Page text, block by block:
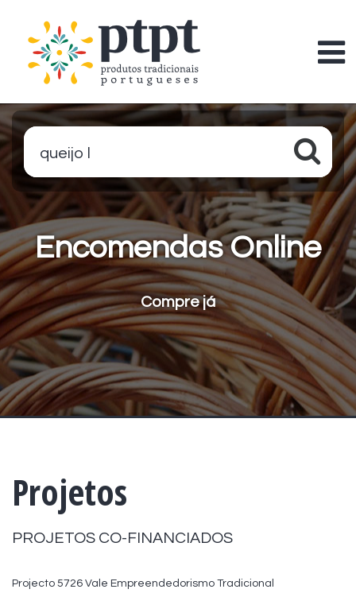
queijo lei
Encomendas Online
Compre já
Projetos
PROJETOS CO-FINANCIADOS
Projecto 5726 Vale Empreendedorismo Tradicional